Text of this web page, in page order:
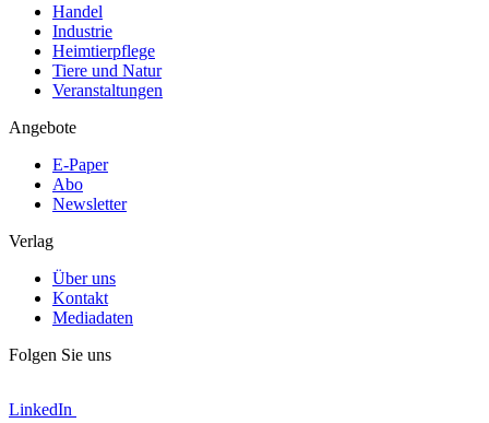
Handel
Industrie
Heimtierpflege
Tiere und Natur
Veranstaltungen
Angebote
E-Paper
Abo
Newsletter
Verlag
Über uns
Kontakt
Mediadaten
Folgen Sie uns
LinkedIn